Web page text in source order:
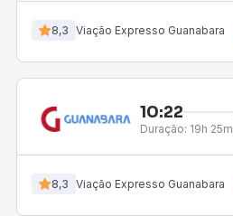
8,3 Viação Expresso Guanabara
10:22
Duração: 19h 25m
8,3 Viação Expresso Guanabara